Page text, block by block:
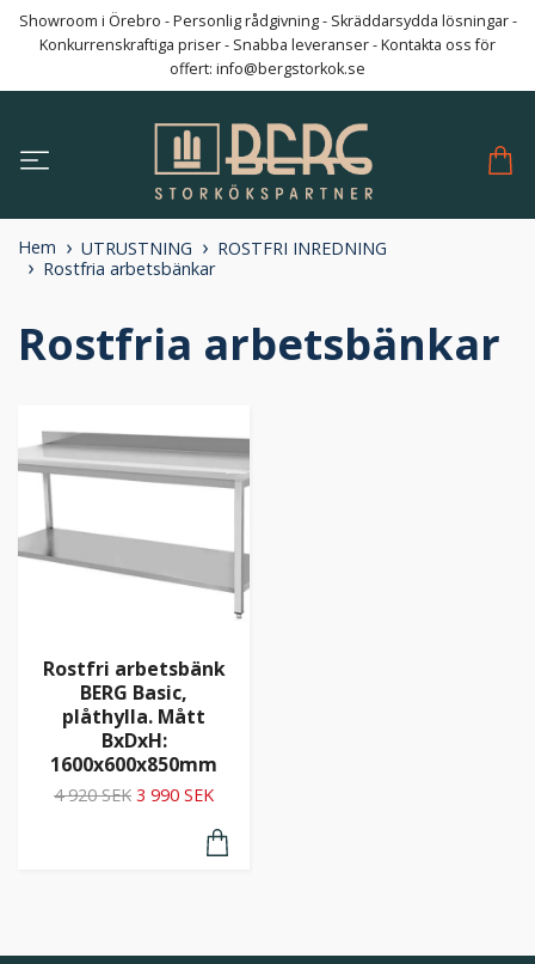
Showroom i Örebro - Personlig rådgivning - Skräddarsydda lösningar -
Konkurrenskraftiga priser - Snabba leveranser - Kontakta oss för
offert: info@bergstorkok.se
Hem UTRUSTNING
ROSTFRI INREDNING
Rostfria arbetsbänkar
Rostfria arbetsbänkar
Rostfri arbetsbänk
BERG Basic,
plåthylla. Mått
BxDxH:
1600x600x850mm
4 920 SEK 3 990 SEK